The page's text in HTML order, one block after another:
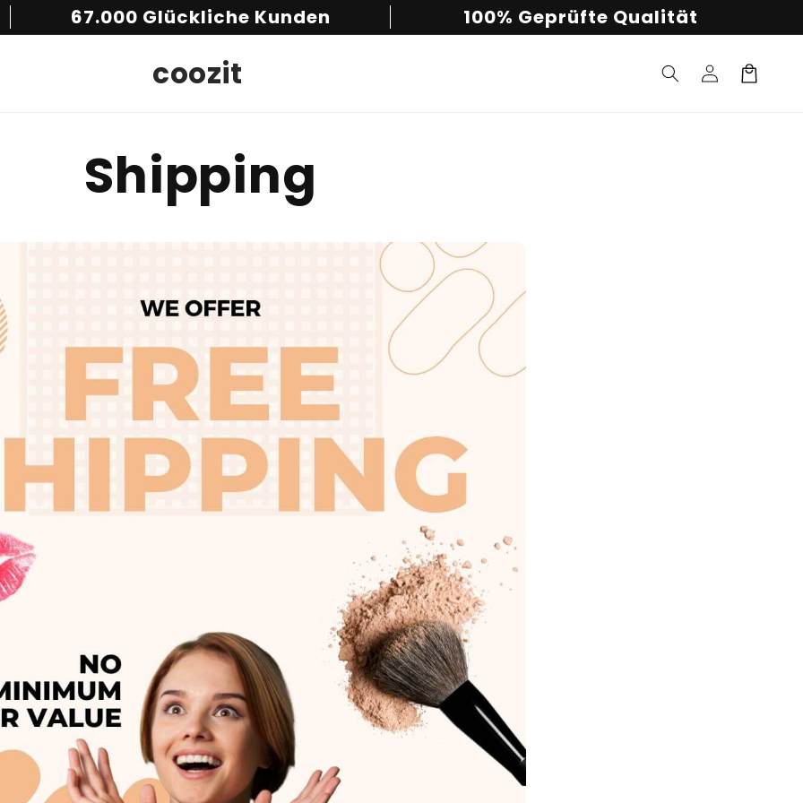
67.000 Glückliche Kunden 100% Geprüfte Qualität
coozit Einloggen
Warenkorb
Shipping